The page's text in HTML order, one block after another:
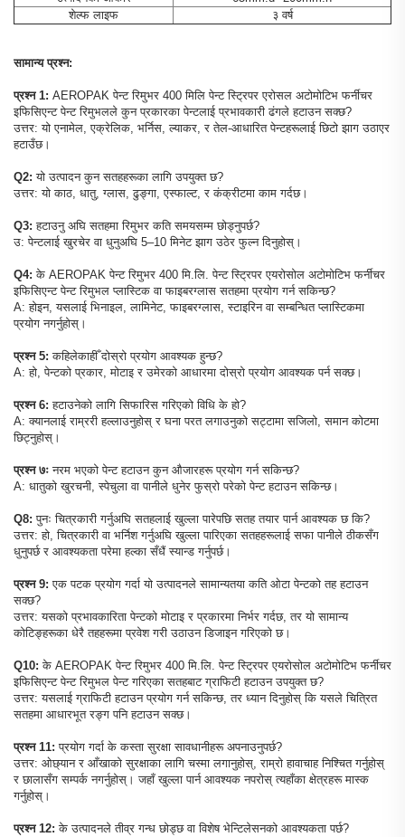
शेल्फ लाइफ
३ वर्ष
सामान्य प्रश्न:
प्रश्न 1: AEROPAK पेन्ट रिमुभर 400 मिलि पेन्ट स्ट्रिपर एरोसल अटोमोटिभ फर्नीचर
इफिसिएन्ट पेन्ट रिमुभलले कुन प्रकारका पेन्टलाई प्रभावकारी ढंगले हटाउन सक्छ?
उत्तर: यो एनामेल, एक्रेलिक, भर्निस, ल्याकर, र तेल-आधारित पेन्टहरूलाई छिटो झाग उठाएर
हटाउँछ।
Q2:यो उत्पादन कुन सतहहरूका लागि उपयुक्त छ?
उत्तर: यो काठ, धातु, ग्लास, ढुङ्गा, एस्फाल्ट, र कंक्रीटमा काम गर्दछ।
Q3:हटाउनु अघि सतहमा रिमुभर कति समयसम्म छोड्नुपर्छ?
उ: पेन्टलाई खुरचेर वा धुनुअघि 5–10 मिनेट झाग उठेर फुल्न दिनुहोस्।
Q4:के AEROPAK पेन्ट रिमुभर 400 मि.लि. पेन्ट स्ट्रिपर एयरोसोल अटोमोटिभ फर्नीचर
इफिसिएन्ट पेन्ट रिमुभल प्लास्टिक वा फाइबरग्लास सतहमा प्रयोग गर्न सकिन्छ?
A: होइन, यसलाई भिनाइल, लामिनेट, फाइबरग्लास, स्टाइरिन वा सम्बन्धित प्लास्टिकमा
प्रयोग नगर्नुहोस्।
प्रश्न 5:कहिलेकाहीँ दोस्रो प्रयोग आवश्यक हुन्छ?
A: हो, पेन्टको प्रकार, मोटाइ र उमेरको आधारमा दोस्रो प्रयोग आवश्यक पर्न सक्छ।
प्रश्न 6:हटाउनेको लागि सिफारिस गरिएको विधि के हो?
A: क्यानलाई राम्ररी हल्लाउनुहोस् र घना परत लगाउनुको सट्टामा सजिलो, समान कोटमा
छिट्नुहोस्।
प्रश्न ७ःनरम भएको पेन्ट हटाउन कुन औजारहरू प्रयोग गर्न सकिन्छ?
A: धातुको खुरचनी, स्पेचुला वा पानीले धुनेर फुस्रो परेको पेन्ट हटाउन सकिन्छ।
Q8:पुनः चित्रकारी गर्नुअघि सतहलाई खुल्ला पारेपछि सतह तयार पार्न आवश्यक छ कि?
उत्तर: हो, चित्रकारी वा भर्निश गर्नुअघि खुल्ला पारिएका सतहहरूलाई सफा पानीले ठीकसँग
धुनुपर्छ र आवश्यकता परेमा हल्का सँधैं स्यान्ड गर्नुपर्छ।
प्रश्न 9:एक पटक प्रयोग गर्दा यो उत्पादनले सामान्यतया कति ओटा पेन्टको तह हटाउन
सक्छ?
उत्तर: यसको प्रभावकारिता पेन्टको मोटाइ र प्रकारमा निर्भर गर्दछ, तर यो सामान्य
कोटिङ्हरूका धेरै तहहरूमा प्रवेश गरी उठाउन डिजाइन गरिएको छ।
Q10:के AEROPAK पेन्ट रिमुभर 400 मि.लि. पेन्ट स्ट्रिपर एयरोसोल अटोमोटिभ फर्नीचर
इफिसिएन्ट पेन्ट रिमुभल पेन्ट गरिएका सतहबाट ग्राफिटी हटाउन उपयुक्त छ?
उत्तर: यसलाई ग्राफिटी हटाउन प्रयोग गर्न सकिन्छ, तर ध्यान दिनुहोस् कि यसले चित्रित
सतहमा आधारभूत रङ्ग पनि हटाउन सक्छ।
प्रश्न 11:प्रयोग गर्दा के कस्ता सुरक्षा सावधानीहरू अपनाउनुपर्छ?
उत्तर: ओछ्यान र आँखाको सुरक्षाका लागि चस्मा लगानुहोस्, राम्रो हावाचाह निश्चित गर्नुहोस्
र छालासँग सम्पर्क नगर्नुहोस्। जहाँ खुल्ला पार्न आवश्यक नपरोस् त्यहाँका क्षेत्रहरू मास्क
गर्नुहोस्।
प्रश्न 12:के उत्पादनले तीव्र गन्ध छोड्छ वा विशेष भेन्टिलेसनको आवश्यकता पर्छ?